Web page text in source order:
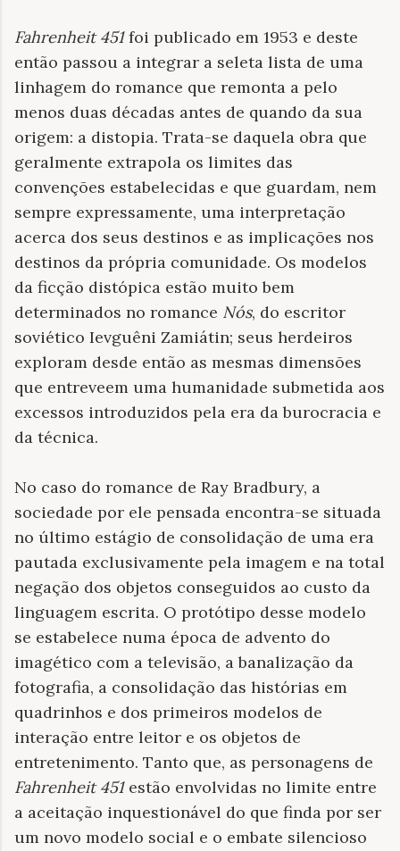
Fahrenheit 451foi publicado em 1953 e deste
então passou a integrar a seleta lista de uma
linhagem do romance que remonta a pelo
menos duas décadas antes de quando da sua
origem: a distopia. Trata-se daquela obra que
geralmente extrapola os limites das
convenções estabelecidas e que guardam, nem
sempre expressamente, uma interpretação
acerca dos seus destinos e as implicações nos
destinos da própria comunidade. Os modelos
da ficção distópica estão muito bem
determinados no romance Nós, do escritor
soviético Ievguêni Zamiátin; seus herdeiros
exploram desde então as mesmas dimensões
que entreveem uma humanidade submetida aos
excessos introduzidos pela era da burocracia e
da técnica.
No caso do romance de Ray Bradbury, a
sociedade por ele pensada encontra-se situada
no último estágio de consolidação de uma era
pautada exclusivamente pela imagem e na total
negação dos objetos conseguidos ao custo da
linguagem escrita. O protótipo desse modelo
se estabelece numa época de advento do
imagético com a televisão, a banalização da
fotografia, a consolidação das histórias em
quadrinhos e dos primeiros modelos de
interação entre leitor e os objetos de
entretenimento. Tanto que, as personagens de
Fahrenheit 451estão envolvidas no limite entre
a aceitação inquestionável do que finda por ser
um novo modelo social e o embate silencioso